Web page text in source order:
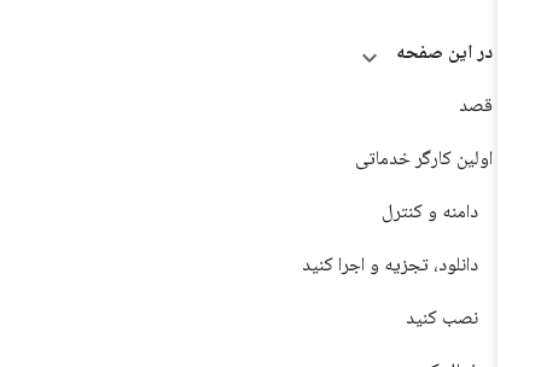
در این صفحه
قصد
اولین کارگر خدماتی
دامنه و کنترل
دانلود، تجزیه و اجرا کنید
نصب کنید